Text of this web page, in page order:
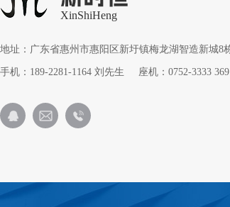
XinShiHeng
地址：广东省惠州市惠阳区新圩镇梅龙湖智造新城8
手机：189-2281-1164 刘先生 座机：0752-3333 369